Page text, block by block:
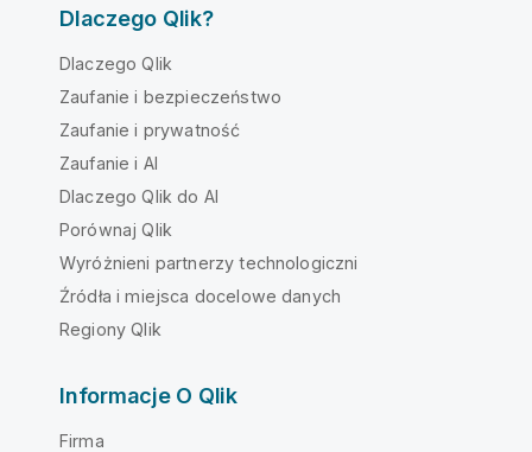
Dlaczego Qlik?
Dlaczego Qlik
Zaufanie i bezpieczeństwo
Zaufanie i prywatność
Zaufanie i AI
Dlaczego Qlik do AI
Porównaj Qlik
Wyróżnieni partnerzy technologiczni
Źródła i miejsca docelowe danych
Regiony Qlik
Informacje O Qlik
Firma